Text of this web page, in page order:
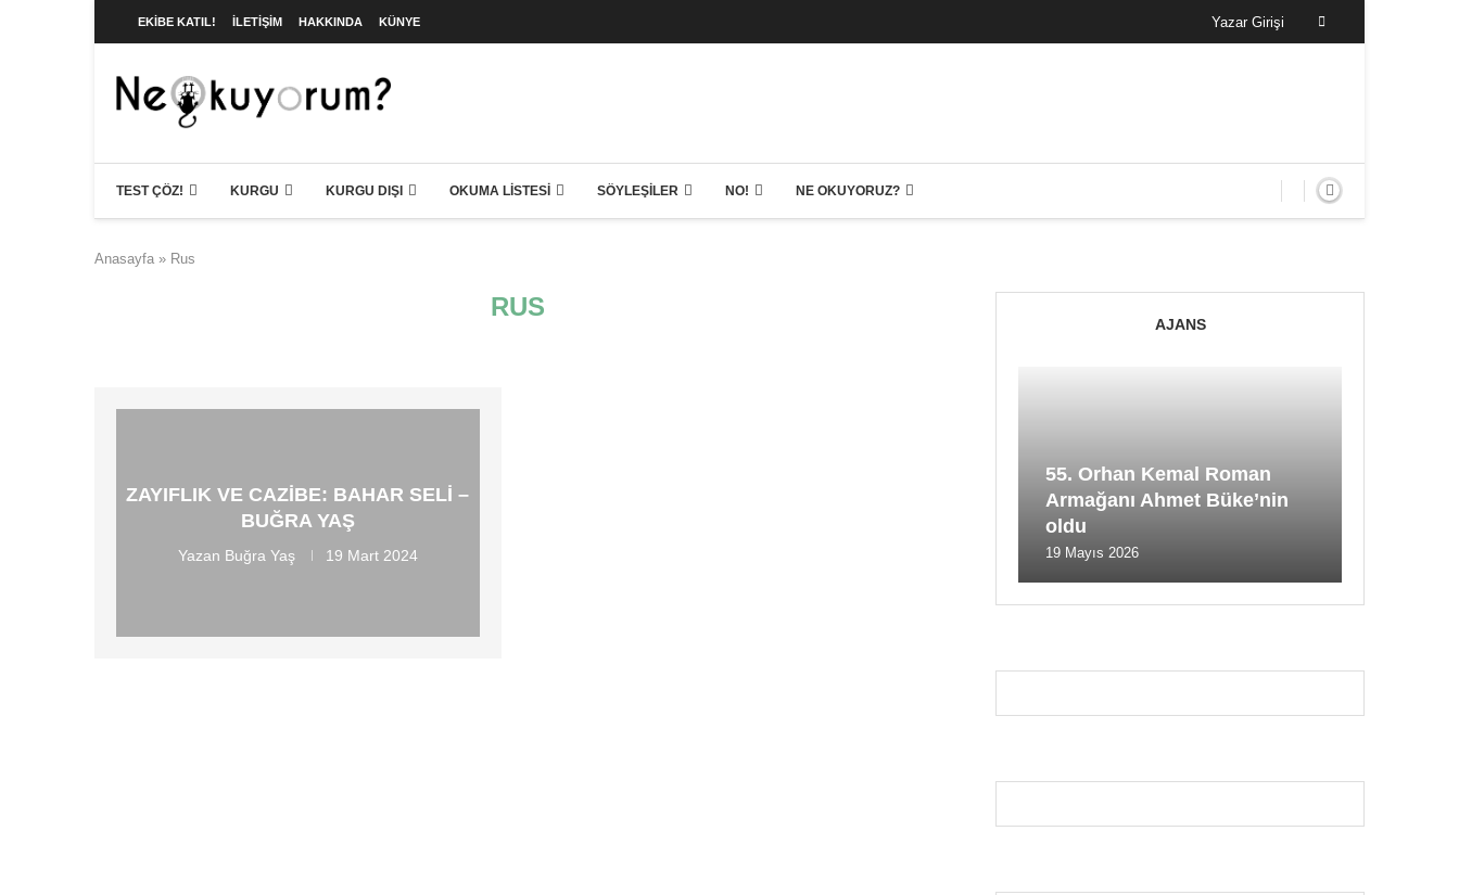
EKIBE KATIL! İLETIŞIM HAKKINDA KÜNYE Yazar Girişi
TEST ÇÖZ! KURGU KURGU DIŞI OKUMA LISTESI SÖYLEŞILER NO! NE OKUYORUZ?
Anasayfa » Rus
RUS
ZAYIFLIK VE CAZIBE: BAHAR SELI –
BUĞRA YAŞ
Yazan Buğra Yaş 19 Mart 2024
AJANS
55. Orhan Kemal Roman
Armağanı Ahmet Büke’nin
oldu
19 Mayıs 2026